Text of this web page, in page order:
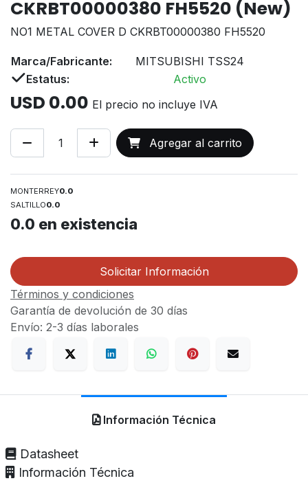
CKRBT00000380 FH5520 (New)
NO1 METAL COVER D CKRBT00000380 FH5520
Marca/Fabricante:
MITSUBISHI TSS24
Estatus:
Activo
USD 0.00 El precio no incluye IVA
Agregar al carrito
MONTERREY0.0
SALTILLO0.0
0.0 en existencia
Solicitar Información
Términos y condiciones
Garantía de devolución de 30 días
Envío: 2-3 días laborales
Información Técnica
Datasheet
Información Técnica